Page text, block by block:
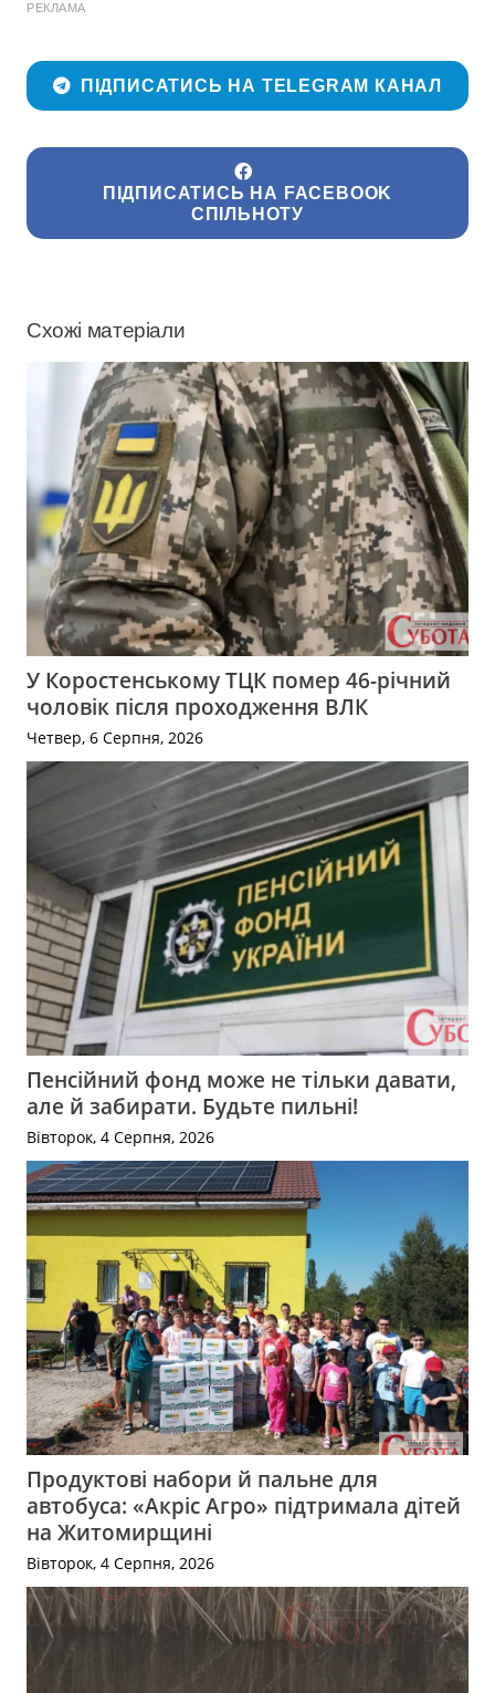
РЕКЛАМА
ПІДПИСАТИСЬ НА TELEGRAM КАНАЛ
ПІДПИСАТИСЬ НА FACEBOOK
СПІЛЬНОТУ
Схожі матеріали
У Коростенському ТЦК помер 46-річний
чоловік після проходження ВЛК
Четвер, 6 Серпня, 2026
Пенсійний фонд може не тільки давати,
але й забирати. Будьте пильні!
Вівторок, 4 Серпня, 2026
Продуктові набори й пальне для
автобуса: «Акріс Агро» підтримала дітей
на Житомирщині
Вівторок, 4 Серпня, 2026